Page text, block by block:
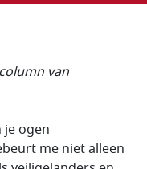
van
ogen
me niet alleen